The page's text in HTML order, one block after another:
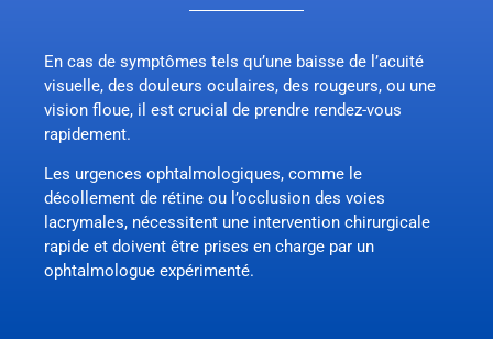
En cas de symptômes tels qu’une baisse de l’acuité
visuelle, des douleurs oculaires, des rougeurs, ou une
vision floue, il est crucial de prendre rendez-vous
rapidement.
Les urgences ophtalmologiques, comme le
décollement de rétine ou l’occlusion des voies
lacrymales, nécessitent une intervention chirurgicale
rapide et doivent être prises en charge par un
ophtalmologue expérimenté.